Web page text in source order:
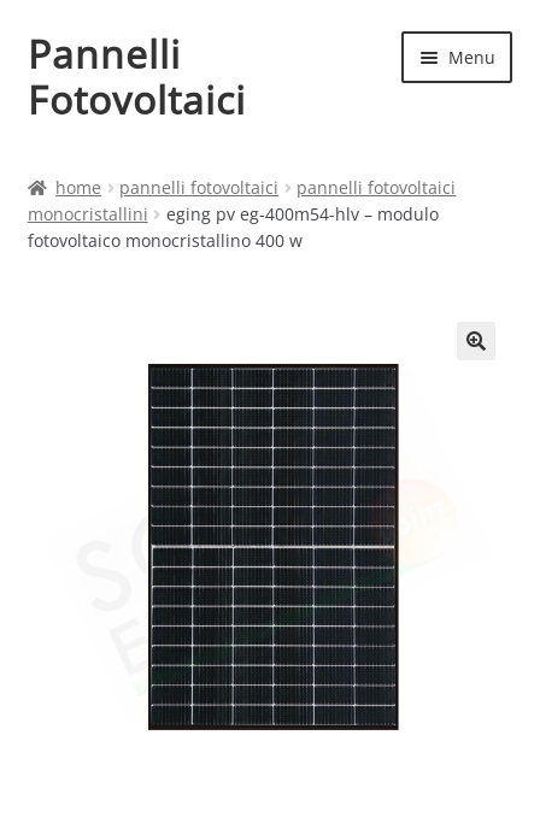
Vai
alla
navigazione
Vai
al
contenuto
Pannelli
Fotovoltaici
Menu
Cart
home pannelli fotovoltaici
pannelli fotovoltaici
monocristallini
eging pv eg-400m54-hlv – modulo
fotovoltaico monocristallino 400 w